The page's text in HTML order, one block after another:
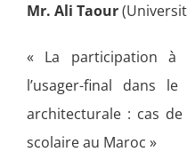
Mr. Ali Taour
« La participation à
l’usager-final dans
architecturale : cas
scolaire au Maroc »